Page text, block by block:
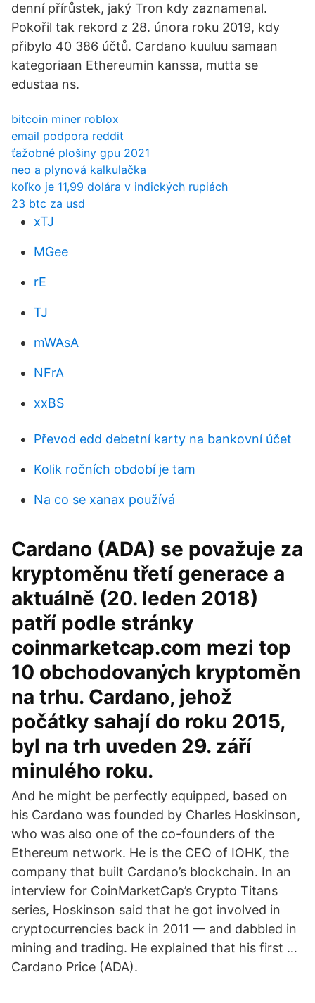
denní přírůstek, jaký Tron kdy zaznamenal.
Pokořil tak rekord z 28. února roku 2019, kdy
přibylo 40 386 účtů. Cardano kuuluu samaan
kategoriaan Ethereumin kanssa, mutta se
edustaa ns.
bitcoin miner roblox
email podpora reddit
ťažobné plošiny gpu 2021
neo a plynová kalkulačka
koľko je 11,99 dolára v indických rupiách
23 btc za usd
xTJ
MGee
rE
TJ
mWAsA
NFrA
xxBS
Převod edd debetní karty na bankovní účet
Kolik ročních období je tam
Na co se xanax používá
Cardano (ADA) se považuje za
kryptoměnu třetí generace a
aktuálně (20. leden 2018)
patří podle stránky
coinmarketcap.com mezi top
10 obchodovaných kryptoměn
na trhu. Cardano, jehož
počátky sahají do roku 2015,
byl na trh uveden 29. září
minulého roku.
And he might be perfectly equipped, based on
his Cardano was founded by Charles Hoskinson,
who was also one of the co-founders of the
Ethereum network. He is the CEO of IOHK, the
company that built Cardano’s blockchain. In an
interview for CoinMarketCap’s Crypto Titans
series, Hoskinson said that he got involved in
cryptocurrencies back in 2011 — and dabbled in
mining and trading. He explained that his first …
Cardano Price (ADA).